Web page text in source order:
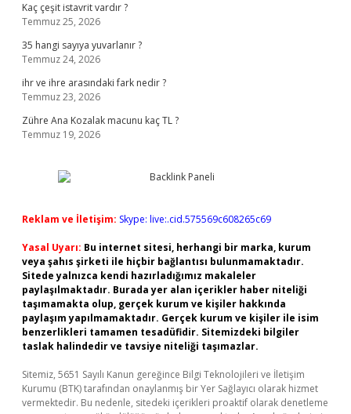
Kaç çeşit istavrit vardır ?
Temmuz 25, 2026
35 hangi sayıya yuvarlanır ?
Temmuz 24, 2026
ihr ve ihre arasındaki fark nedir ?
Temmuz 23, 2026
Zühre Ana Kozalak macunu kaç TL ?
Temmuz 19, 2026
Reklam ve İletişim: Skype: live:.cid.575569c608265c69
Yasal Uyarı: Bu internet sitesi, herhangi bir marka, kurum
veya şahıs şirketi ile hiçbir bağlantısı bulunmamaktadır.
Sitede yalnızca kendi hazırladığımız makaleler
paylaşılmaktadır. Burada yer alan içerikler haber niteliği
taşımamakta olup, gerçek kurum ve kişiler hakkında
paylaşım yapılmamaktadır. Gerçek kurum ve kişiler ile isim
benzerlikleri tamamen tesadüfidir. Sitemizdeki bilgiler
taslak halindedir ve tavsiye niteliği taşımazlar.
Sitemiz, 5651 Sayılı Kanun gereğince Bilgi Teknolojileri ve İletişim
Kurumu (BTK) tarafından onaylanmış bir Yer Sağlayıcı olarak hizmet
vermektedir. Bu nedenle, sitedeki içerikleri proaktif olarak denetleme